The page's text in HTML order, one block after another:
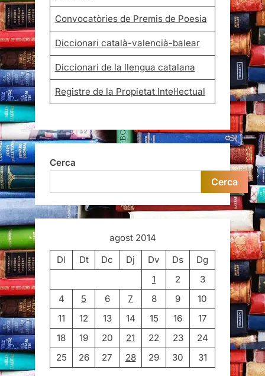
Convocatòries de Premis de Poesia
Diccionari català-valencià-balear
Diccionari de la llengua catalana
Registre de la Propietat Intel·lectual
Cerca
Cerca
agost 2014
Dl
Dt Dc Dj Dv Ds
Dg
1
2
3
4
5 6 7 8 9
10
11
12 13 14 15 16
17
18
19 20 21 22 23
24
25
26 27 28 29 30
31